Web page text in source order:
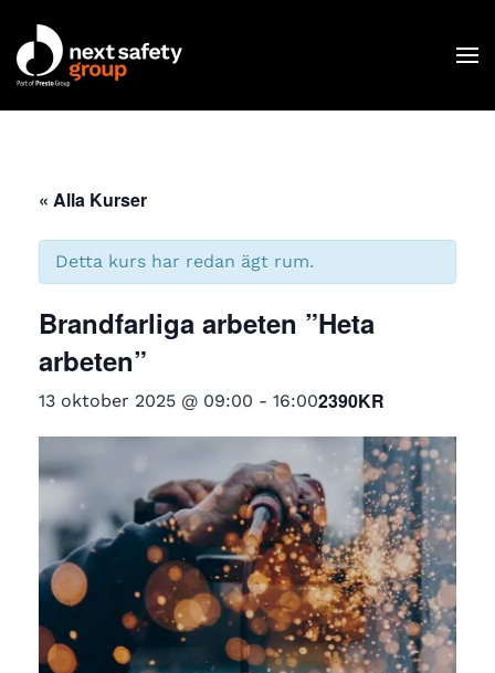
Skip to main content
« Alla Kurser
Detta kurs har redan ägt rum.
Brandfarliga arbeten ”Heta
arbeten”
13 oktober 2025 @ 09:00 - 16:002390KR